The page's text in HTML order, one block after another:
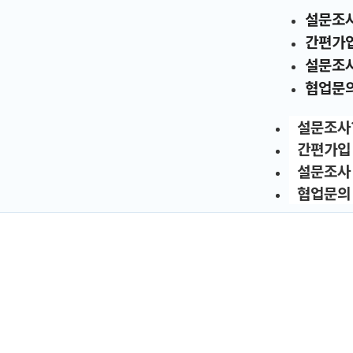
설문조
간편가
설문조
협업문
설문조
간편가입
설문조사
협업문의